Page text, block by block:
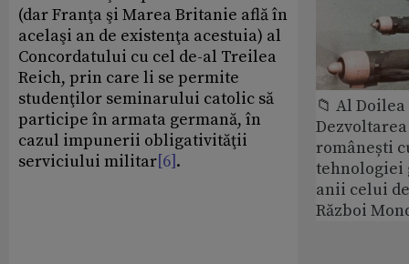
(dar Franţa şi Marea Britanie află în
acelaşi an de existenţa acestuia) al
Concordatului cu cel de-al Treilea
Reich, prin care li se permite
studenţilor seminarului catolic să
participe în armata germană, în
cazul impunerii obligativităţii
serviciului militar[6].
📁 Al
românești
tehnologiei
anii celui
Război